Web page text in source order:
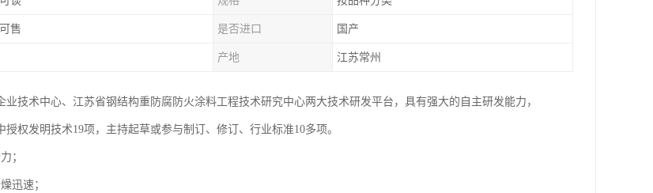
售 是否进口 国产
产地 江苏常州
业技术中心、江苏省钢结构重防腐防火涂料工程技术研究中心两大技术研发平台，具有强大的自主研发能力，
授权发明技术19项，主持起草或参与制订、修订、行业标准10多项。
；
迅速；